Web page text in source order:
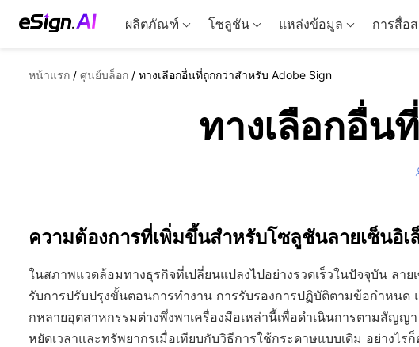
ผลิตภัณฑ์ โซลูชัน แหล่งข้อมูล การสื่อ
หน้าแรก / ศูนย์บล็อก / ทางเลือกอื่นที่ถูกกว่าสำหรับ Adobe Sign
ทางเลือกอื่น
ความต้องการที่เพิ่มขึ้นสำหรับโซลูชันลายเซ็นอิ
ในสภาพแวดล้อมทางธุรกิจที่เปลี่ยนแปลงไปอย่างรวดเร็วในปัจจุบัน ลา
รับการปรับปรุงขั้นตอนการทำงาน การรับรองการปฏิบัติตามข้อกำหนด
กหลายอุตสาหกรรมต่างพึ่งพาเครื่องมือเหล่านี้เพื่อดำเนินการตามสัญ
หยัดเวลาและทรัพยากรเมื่อเทียบกับวิธีการใช้กระดาษแบบเดิม อย่างไ